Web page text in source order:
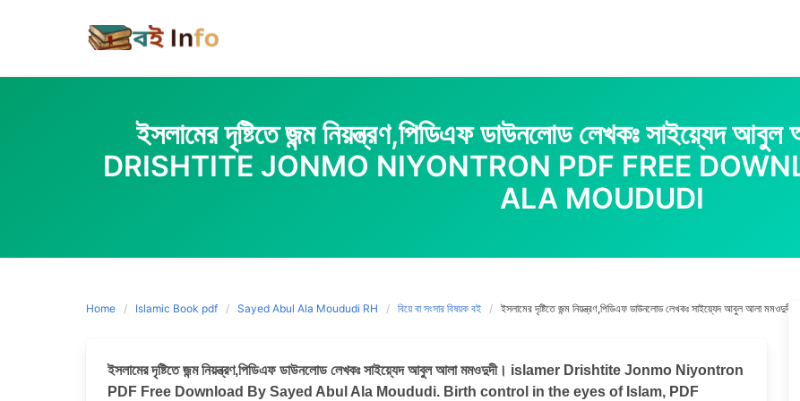
ইসলামের দৃষ্টিতে জন্ম নিয়ন্ত্রণ,পিডিএফ ডাউনলোড লেখকঃ সাইয়্যেদ
DRISHTITE JONMO NIYONTRON PDF FREE
ALA MOUDUDI
Home Islamic Book pdf Sayed Abul Ala Moududi RH বিয়ে বা সংসার বিষয়ক বই ইসলামের দৃষ্টিতে জন্ম নিয়ন্ত্রণ,পিডিএফ ডাউনলোড লেখকঃ সাইয়্যেদ
ইসলামের দৃষ্টিতে জন্ম নিয়ন্ত্রণ,পিডিএফ ডাউনলোড লেখকঃ সাইয়্যেদ আবুল আলা মমওদুদী। islamer Drishtite Jonmo Niyontron
PDF Free Download By Sayed Abul Ala Moududi. Birth control in the eyes of Islam, PDF